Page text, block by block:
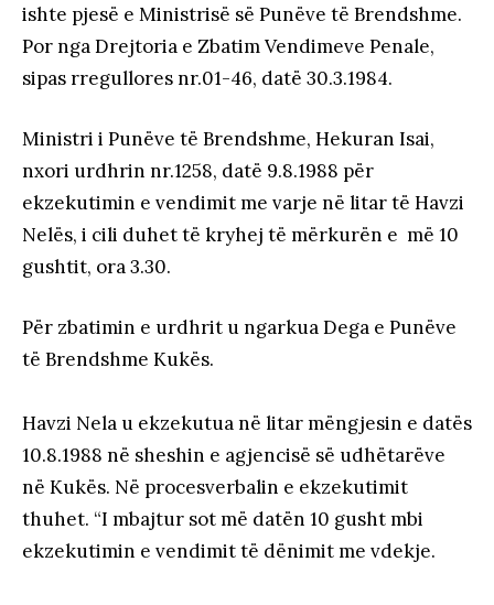
ishte pjesë e Ministrisë së Punëve të Brendshme.
Por nga Drejtoria e Zbatim Vendimeve Penale,
sipas rregullores nr.01-46, datë 30.3.1984.
Ministri i Punëve të Brendshme, Hekuran Isai,
nxori urdhrin nr.1258, datë 9.8.1988 për
ekzekutimin e vendimit me varje në litar të Havzi
Nelës, i cili duhet të kryhej të mërkurën e më 10
gushtit, ora 3.30.
Për zbatimin e urdhrit u ngarkua Dega e Punëve
të Brendshme Kukës.
Havzi Nela u ekzekutua në litar mëngjesin e datës
10.8.1988 në sheshin e agjencisë së udhëtarëve
në Kukës. Në procesverbalin e ekzekutimit
thuhet. “I mbajtur sot më datën 10 gusht mbi
ekzekutimin e vendimit të dënimit me vdekje.